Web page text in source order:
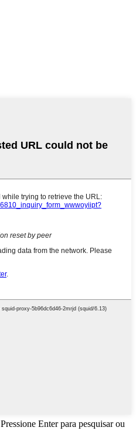
Pressione Enter para pesquisar ou